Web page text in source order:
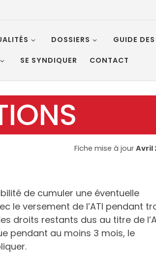
DOSSIERS GUIDE
SE SYNDIQUER CONTACT
Fiche mise à jour Avril
de cumuler une éventuelle
le versement de l’ATI pendant
droits restants dus au titre de
pendant au moins 3 mois, le